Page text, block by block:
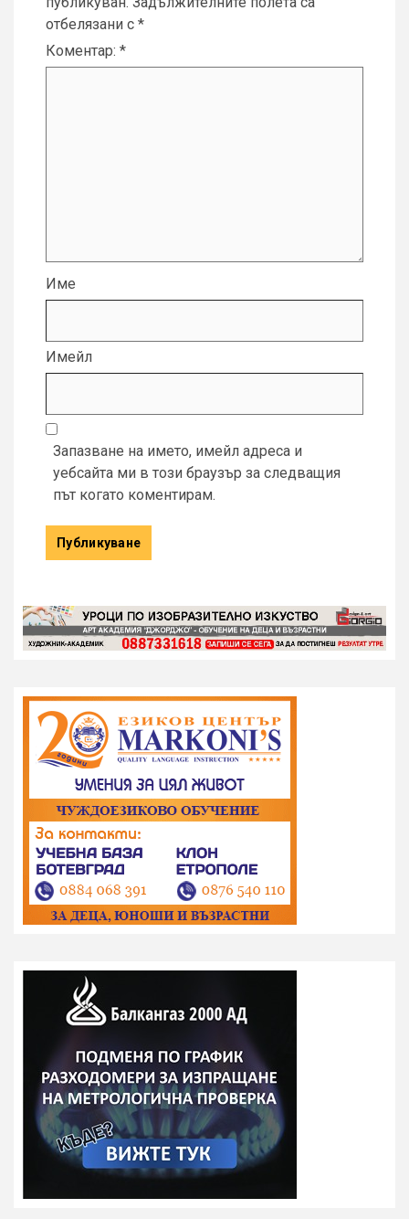
отбелязани с *
Коментар: *
Име
Имейл
Запазване на името, имейл адреса и
уебсайта ми в този браузър за следващия
път когато коментирам.